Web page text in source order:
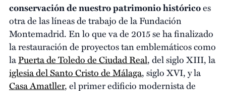
conservación de nuestro patrimonio históricoes
otra de las líneas de trabajo de la Fundación
Montemadrid. En lo que va de 2015 se ha finalizado
la restauración de proyectos tan emblemáticos como
laPuerta de Toledo de Ciudad Real, del siglo XIII, la
iglesia del Santo Cristo de Málaga, siglo XVI, y la
Casa Amatller, el primer edificio modernista de